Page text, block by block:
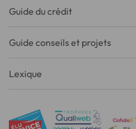
Guide du crédit
Guide conseils et projets
Lexique